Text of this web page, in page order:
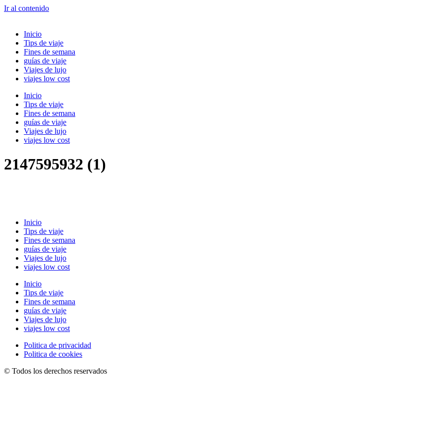
Ir al contenido
Inicio
Tips de viaje
Fines de semana
guías de viaje
Viajes de lujo
viajes low cost
Inicio
Tips de viaje
Fines de semana
guías de viaje
Viajes de lujo
viajes low cost
2147595932 (1)
Inicio
Tips de viaje
Fines de semana
guías de viaje
Viajes de lujo
viajes low cost
Inicio
Tips de viaje
Fines de semana
guías de viaje
Viajes de lujo
viajes low cost
Politica de privacidad
Politica de cookies
© Todos los derechos reservados